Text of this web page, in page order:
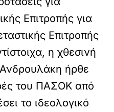
Επιτροπής για
Επιτροπής
η χθεσινή
ήρθε
του ΠΑΣΟΚ από
το ιδεολογικό